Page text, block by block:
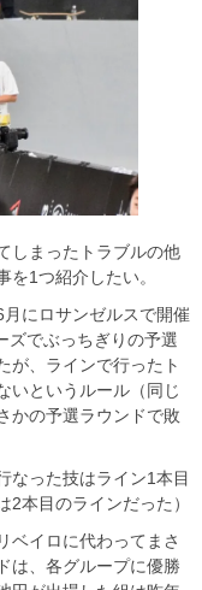
しまったトラブルの他
1つ紹介したい。
にロサンゼルスで開催
ズでぶっちぎりの予選
が、ラインで行ったト
いというルール（同じ
かの予選ラウンドで敗
なった技はライン1本目
本目のラインだった）
ベイロに代わってまさ
は、各グループに優勝